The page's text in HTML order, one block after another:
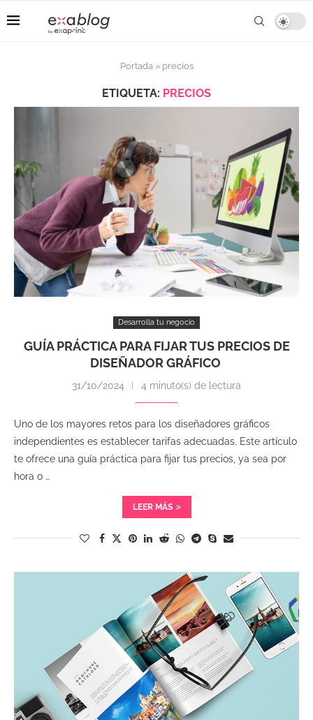
Portada» precios
ETIQUETA: PRECIOS
Desarrolla tu negocio
GUÍA PRÁCTICA PARA FIJAR TUS PRECIOS DE
DISEÑADOR GRÁFICO
31/10/2024 4 minuto(s) de lectura
Uno de los mayores retos para los diseñadores gráficos
independientes es establecer tarifas adecuadas. Este artículo
te ofrece una guía práctica para fijar tus precios, ya sea por
hora o …
LEER MÁS